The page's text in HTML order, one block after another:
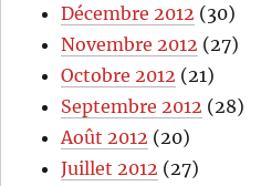
Décembre 2012 (30)
Novembre 2012 (27)
Octobre 2012 (21)
Septembre 2012 (28)
Août 2012 (20)
Juillet 2012 (27)